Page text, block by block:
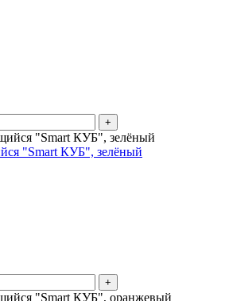
+
"Smart КУБ", зелёный
+